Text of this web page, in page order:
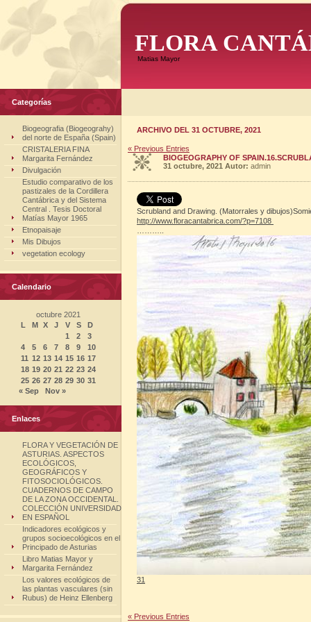
FLORA
Matias Mayor
Categorías
Biogeografia (Biogeograhy)
del norte de España (Spain)
CRISTALERIA FINA
Margarita Fernández
Divulgación
Estudio comparativo de los
pastizales de la Cordillera
Cantábrica y del Sistema
Central . Tesis Doctoral
Matías Mayor 1965
Etnopaisaje
Mis Dibujos
vegetation ecology
Calendario
octubre 2021
L
M X J V S
D
1
2
3
4
5 6 7 8 9
10
11 12 13 14 15 16 17
18 19 20 21 22 23 24
25 26 27 28 29 30 31
« Sep
Nov »
Enlaces
FLORA Y VEGETACIÓN DE
ASTURIAS. ASPECTOS
ECOLÓGICOS,
GEOGRÁFICOS Y
FITOSOCIOLÓGICOS.
CUADERNOS DE CAMPO
DE LA ZONA OCCIDENTAL.
COLECCIÓN UNIVERSIDAD
EN ESPAÑOL
Indicadores ecológicos y
grupos socioecológicos en el
Principado de Asturias
Libro Matias Mayor y
Margarita Fernández
Los valores ecológicos de
las plantas vasculares (sin
Rubus) de Heinz Ellenberg
ARCHIVO DEL 31 OCTUBRE, 2021
« Previous Entries
BIOGEOGRAPHY OF
31 octubre, 2021 Autor: admin
Scrubland and Drawing. (Matorrales y
http://www.floracantabrica.com/?p=7108
31
« Previous Entries